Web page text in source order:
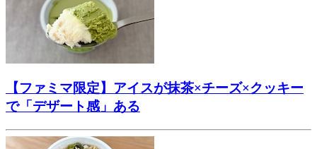
【ファミマ限定】アイスが抹茶×チーズ×クッキー
で「デザート感」ある